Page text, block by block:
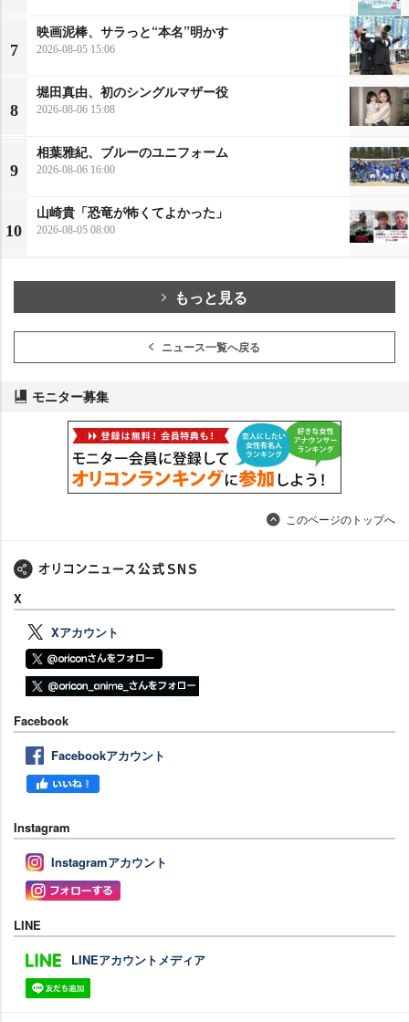
7
映画泥棒、サラっと“本名”明かす
2026-08-05 15:06
8
堀田真由、初のシングルマザー役
2026-08-06 15:08
9
相葉雅紀、ブルーのユニフォーム
2026-08-06 16:00
10
山崎貴「恐竜が怖くてよかった」
2026-08-05 08:00
もっと見る
ニュース一覧へ戻る
モニター募集
このページのトップへ
X
Xアカウント
Facebook
Facebookアカウント
Instagram
Instagramアカウント
LINE
LINEアカウントメディア